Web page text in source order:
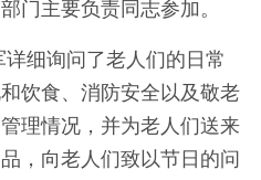
门主要负责同志参加。
细询问了老人们的日常
饮食、消防安全以及敬老
理情况，并为老人们送来
，向老人们致以节日的问